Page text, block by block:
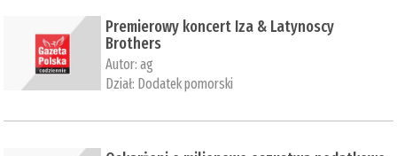
​Premierowy koncert Iza & Latynoscy
Brothers
Autor:ag
Dział: Dodatek pomorski